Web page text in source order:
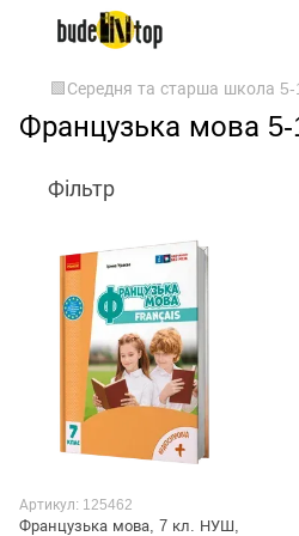
🟩Середня та старша школа 5-
Французька мова 5-
Фільтр
Артикул: 125462
Французька мова, 7 кл. НУШ,